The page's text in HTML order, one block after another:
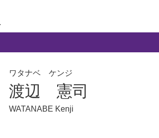
ワタナベ ケンジ
渡辺 憲司
WATANABE Kenji